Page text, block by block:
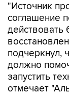
"Источник
соглашение
действовать
подчеркнул,
должно
запустить
отмечает